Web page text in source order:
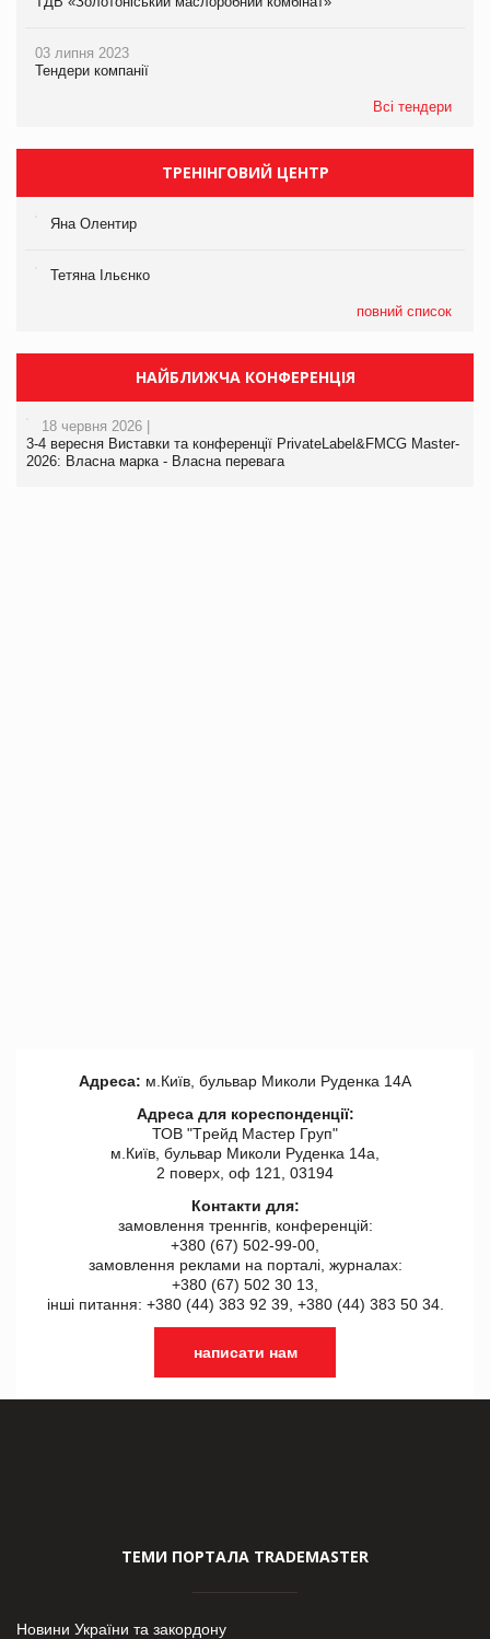
03 липня 2023
Тендери компанії
Всі тендери
ТРЕНІНГОВИЙ ЦЕНТР
Яна Олентир
Тетяна Ільєнко
повний список
НАЙБЛИЖЧА КОНФЕРЕНЦІЯ
18 червня 2026 |
3-4 вересня Виставки та конференції PrivateLabel&FMCG Master-
2026: Власна марка - Власна перевага
Адреса: м.Київ, бульвар Миколи Руденка 14А
Адреса для кореспонденції:
ТОВ "Tрейд Мастер Груп"
м.Київ, бульвар Миколи Руденка 14а,
2 поверх, оф 121, 03194
Контакти для:
замовлення треннгів, конференцій:
+380 (67) 502-99-00,
замовлення реклами на порталі, журналах:
+380 (67) 502 30 13,
інші питання: +380 (44) 383 92 39, +380 (44) 383 50 34.
написати нам
ТЕМИ ПОРТАЛА TRADEMASTER
Новини України та закордону